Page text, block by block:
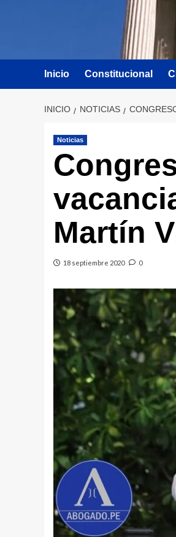
Inicio Constitucional
INICIO NOTICIAS
Noticias
Martín
18 septiembre 2020 0